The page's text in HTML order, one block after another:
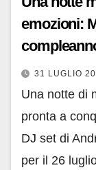
emozioni:
31 LUGLIO
Una notte di
pronta a
DJ set di
per il 26